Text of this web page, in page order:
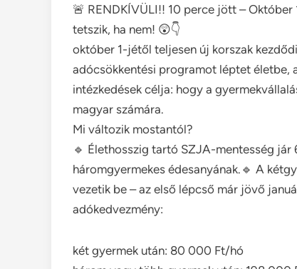
🚨 RENDKÍVÜLI!! 10 perce jött – Október
tetszik, ha nem! 😲👇
október 1-jétől teljesen új korszak
adócsökkentési programot léptet életbe,
intézkedések célja: hogy a
magyar számára.
Mi változik mostantól?
🔹 Élethosszig tartó SZJA-mentesség
háromgyermekes édesanyának.🔹 A
vezetik be – az első lépcső már jövő
adókedvezmény:
két gyermek után: 80 000 Ft/hó